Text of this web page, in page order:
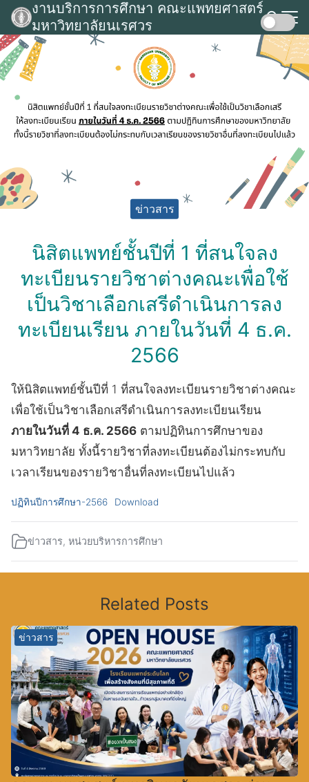
Skip
content
งานบริการการศึกษา คณะแพทยศาสตร์
มหาวิทยาลัยนเรศวร
Search
for:
ข่าวสาร
นิสิตแพทย์ชั้นปีที่ 1 ที่สนใจลง
ทะเบียนรายวิชาต่างคณะเพื่อใช้
เป็นวิชาเลือกเสรีดำเนินการลง
ทะเบียนเรียน ภายในวันที่ 4 ธ.ค.
2566
ให้นิสิตแพทย์ชั้นปีที่ 1 ที่สนใจลงทะเบียนรายวิชาต่างคณะ
เพื่อใช้เป็นวิชาเลือกเสรีดำเนินการลงทะเบียนเรียน
ภายในวันที่ 4 ธ.ค. 2566 ตามปฏิทินการศึกษาของ
มหาวิทยาลัย ทั้งนี้รายวิชาที่ลงทะเบียนต้องไม่กระทบกับ
เวลาเรียนของรายวิชาอื่นที่ลงทะเบียนไปแล้ว
ปฏิทินปีการศึกษา-2566 Download
ข่าวสาร, หน่วยบริหารการศึกษา
Related Posts
ข่าวสาร